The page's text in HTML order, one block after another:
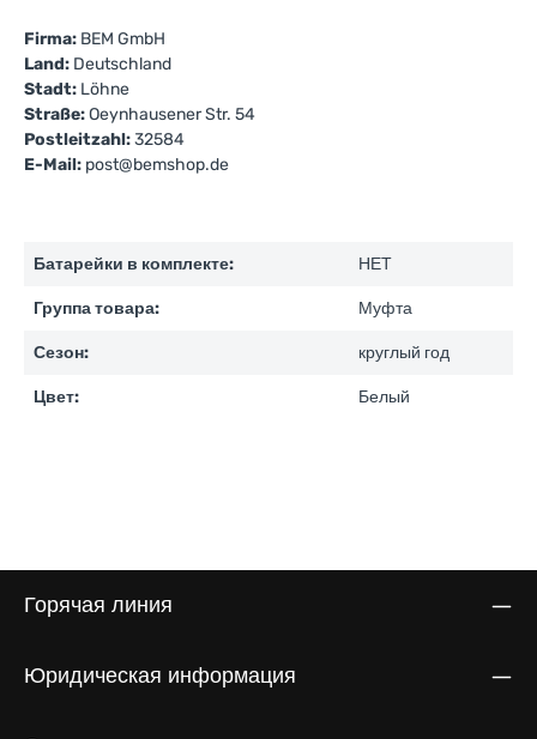
Firma: BEM GmbH
Land: Deutschland
Stadt: Löhne
Straße:Oeynhausener Str. 54
Postleitzahl:32584
E-Mail: post@bemshop.de
Батарейки в комплекте: НЕТ
Группа товара: Муфта
Сезон: круглый год
Цвет: Белый
Горячая линия
Юридическая информация